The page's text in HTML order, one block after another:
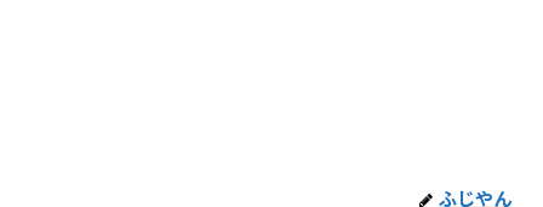
ふじやん